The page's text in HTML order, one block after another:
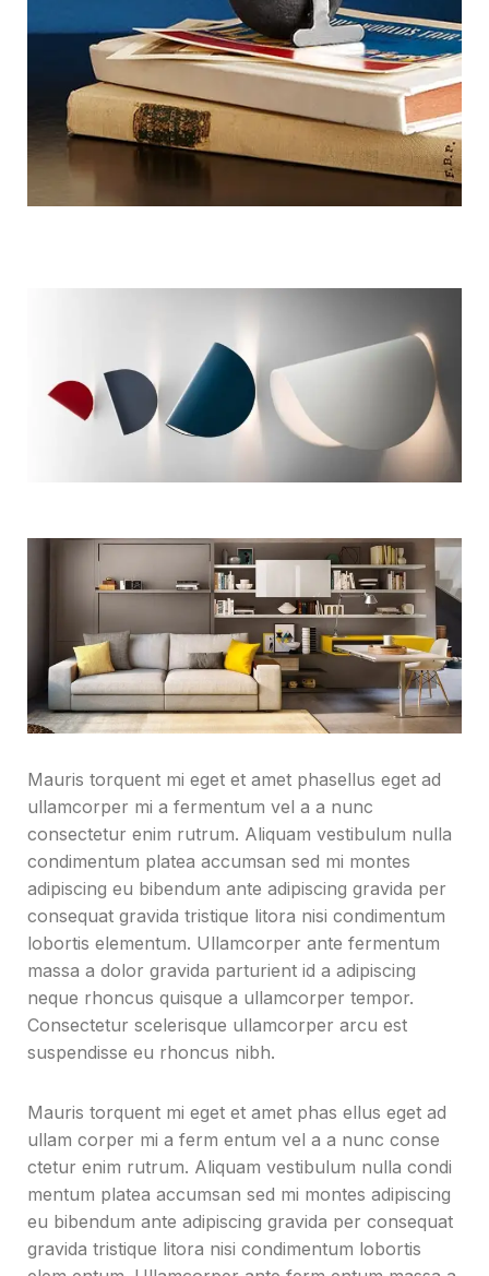
Mauris torquent mi eget et amet phasellus eget ad
ullamcorper mi a fermentum vel a a nunc
consectetur enim rutrum. Aliquam vestibulum nulla
condimentum platea accumsan sed mi montes
adipiscing eu bibendum ante adipiscing gravida per
consequat gravida tristique litora nisi condimentum
lobortis elementum. Ullamcorper ante fermentum
massa a dolor gravida parturient id a adipiscing
neque rhoncus quisque a ullamcorper tempor.
Consectetur scelerisque ullamcorper arcu est
suspendisse eu rhoncus nibh.
Mauris torquent mi eget et amet phas ellus eget ad
ullam corper mi a ferm entum vel a a nunc conse
ctetur enim rutrum. Aliquam vestibulum nulla condi
mentum platea accumsan sed mi montes adipiscing
eu bibendum ante adipiscing gravida per consequat
gravida tristique litora nisi condimentum lobortis